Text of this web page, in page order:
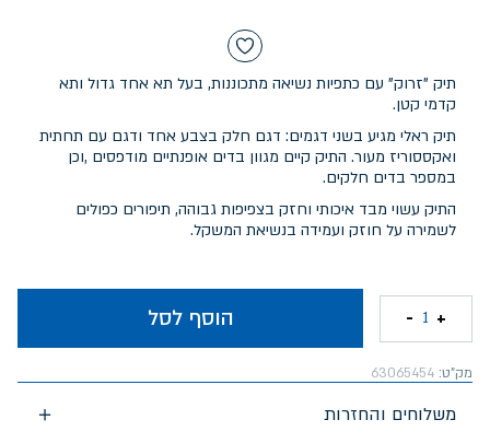
תיק "זרוק" עם כתפיות נשיאה מתכוננות, בעל תא אחד גדול ותא
קדמי קטן.
תיק ראלי מגיע בשני דגמים: דגם חלק בצבע אחד ודגם עם תחתית
ואקססוריז מעור. התיק קיים מגוון בדים אופנתיים מודפסים ,וכן
במספר בדים חלקים.
התיק עשוי מבד איכותי וחזק בצפיפות גבוהה, תיפורים כפולים
לשמירה על חוזק ועמידה בנשיאת המשקל.
הוסף לסל +
1
-
מק"ט: 63065454
משלוחים והחזרות